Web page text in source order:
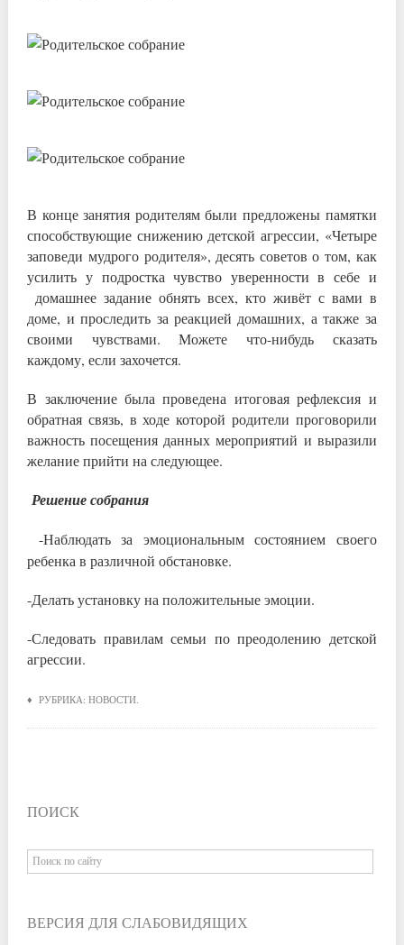
В конце занятия родителям были предложены памятки
способствующие снижению детской агрессии, «Четыре
заповеди мудрого родителя», десять советов о том, как
усилить у подростка чувство уверенности в себе и
домашнее задание обнять всех, кто живёт с вами в
доме, и проследить за реакцией домашних, а также за
своими чувствами. Можете что-нибудь сказать
каждому, если захочется.
В заключение была проведена итоговая рефлексия и
обратная связь, в ходе которой родители проговорили
важность посещения данных мероприятий и выразили
желание прийти на следующее.
Решение собрания
-Наблюдать за эмоциональным состоянием своего
ребенка в различной обстановке.
-Делать установку на положительные эмоции.
-Следовать правилам семьи по преодолению детской
агрессии.
♦ РУБРИКА:НОВОСТИ.
ПОИСК
ВЕРСИЯ ДЛЯ СЛАБОВИДЯЩИХ